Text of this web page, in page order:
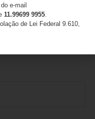
e-mail
11.99699 9955
de Lei Federal 9.610,